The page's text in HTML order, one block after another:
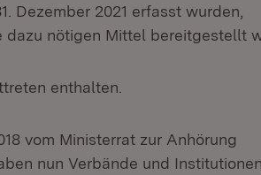
Dezember 2021 erfasst wurden,
nötigen Mittel bereitgestellt
enthalten.
vom Ministerrat zur Anhörung
nun Verbände und